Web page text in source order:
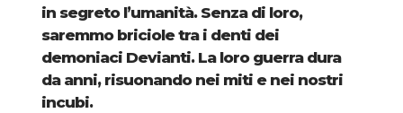
in segreto l’umanità. Senza di loro,
saremmo briciole tra i denti dei
demoniaci Devianti. La loro guerra dura
da anni, risuonando nei miti e nei nostri
incubi.